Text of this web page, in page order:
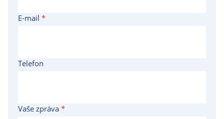
E-mail *
Telefon
Vaše zpráva *